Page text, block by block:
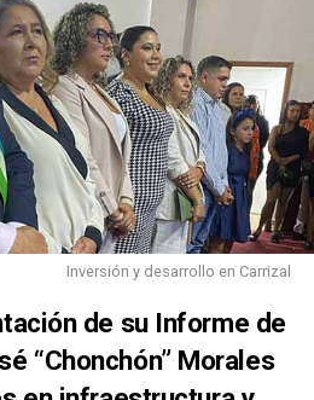
Inversión y desarrollo en Carrizal
de su Informe de
“Chonchón” Morales